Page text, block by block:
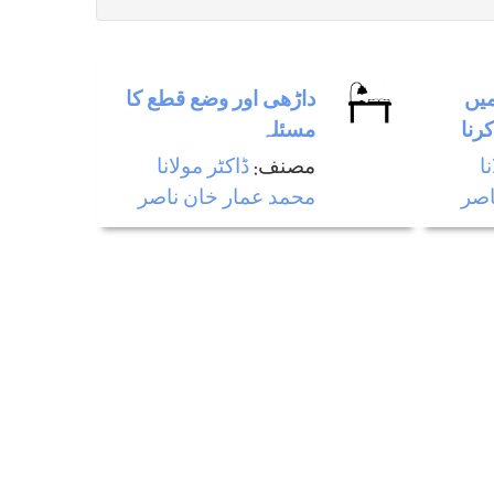
داڑھی اور وضع قطع كا
مسئلہ
مصنف:ڈاکٹر مولانا
محمد عمار خان ناصر